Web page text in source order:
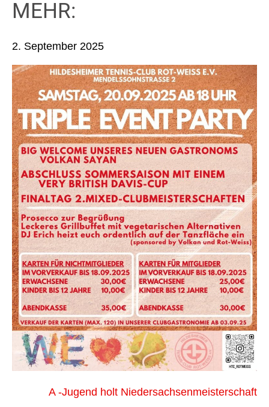
MEHR:
2. September 2025
Beitragsnavigation
A -Jugend holt Niedersachsenmeisterschaft